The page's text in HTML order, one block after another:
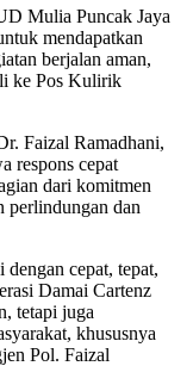
Mulia Puncak Jaya
mendapatkan
berjalan aman,
ke Pos Kulirik
Faizal Ramadhani,
respons cepat
dari komitmen
perlindungan dan
dengan cepat, tepat,
Damai Cartenz
tetapi juga
khususnya
Pol. Faizal